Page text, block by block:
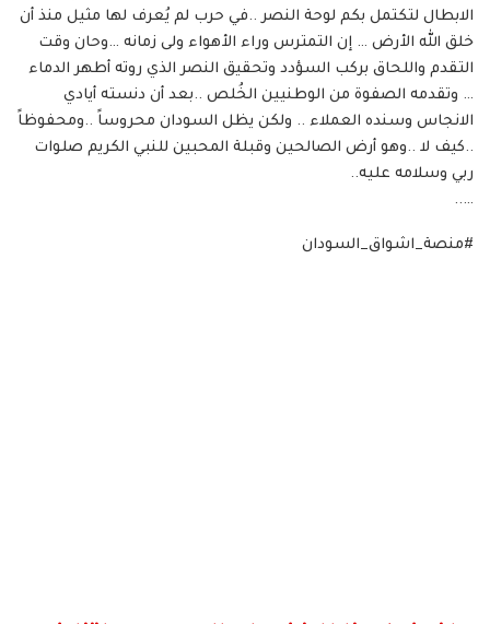
الابطال لتكتمل بكم لوحة النصر ..في حرب لم يُعرف لها مثيل منذ أن
خلق الله الأرض … إن التمترس وراء الأهواء ولى زمانه …وحان وقت
التقدم واللحاق بركب السؤدد وتحقيق النصر الذي روته أطهر الدماء
… وتقدمه الصفوة من الوطنيين الخُلص ..بعد أن دنسته أيادي
الانجاس وسنده العملاء .. ولكن يظل السودان محروساً ..ومحفوظاً
..كيف لا ..وهو أرض الصالحين وقبلة المحبين للنبي الكريم صلوات
ربي وسلامه عليه..
…..
#منصة_اشواق_السودان